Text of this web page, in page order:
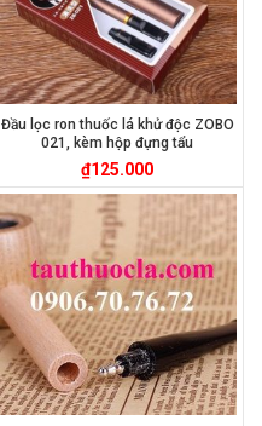
Đầu lọc ron thuốc lá khử độc ZOBO
021, kèm hộp đựng tẩu
₫125.000